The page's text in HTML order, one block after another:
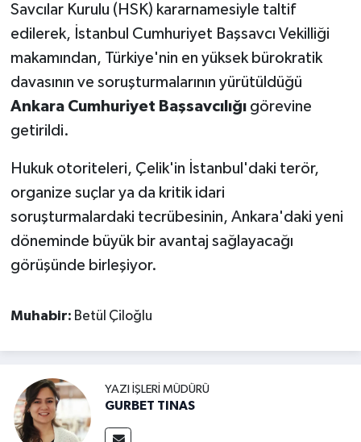
Savcılar Kurulu (HSK) kararnamesiyle taltif
edilerek, İstanbul Cumhuriyet Başsavcı Vekilliği
makamından, Türkiye'nin en yüksek bürokratik
davasının ve soruşturmalarının yürütüldüğü
Ankara Cumhuriyet Başsavcılığıgörevine
getirildi.
Hukuk otoriteleri, Çelik'in İstanbul'daki terör,
organize suçlar ya da kritik idari
soruşturmalardaki tecrübesinin, Ankara'daki yeni
döneminde büyük bir avantaj sağlayacağı
görüşünde birleşiyor.
Muhabir: Betül Çiloğlu
YAZI İŞLERI MÜDÜRÜ
GURBET TINAS